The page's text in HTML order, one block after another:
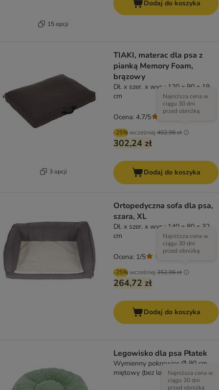
15 opcji
Dodaj do koszyka
3 opcji
TIAKI, materac dla psa z
pianką Memory Foam,
brązowy
Dł. x szer. x wys.: 120 x 90 x 19
cm
-25%wcześniej 402,96 zł
Najniższa cena w
ciągu 30 dni
przed obniżką
302,24 zł
Ocena: 4.7/5
Dodaj do koszyka
Ortopedyczna sofa dla psa,
szara, XL
Dł. x szer. x wys.: 140 x 80 x 32
cm
-25%wcześniej 352,96 zł
Najniższa cena w
ciągu 30 dni
przed obniżką
264,72 zł
Ocena: 1/5
Dodaj do koszyka
Legowisko dla psa Płatek
Wymienny pokrowiec Ø 90 cm,
miętowy (bez legowiska)Najniższa cena w
ciągu 30 dni
przed obniżką